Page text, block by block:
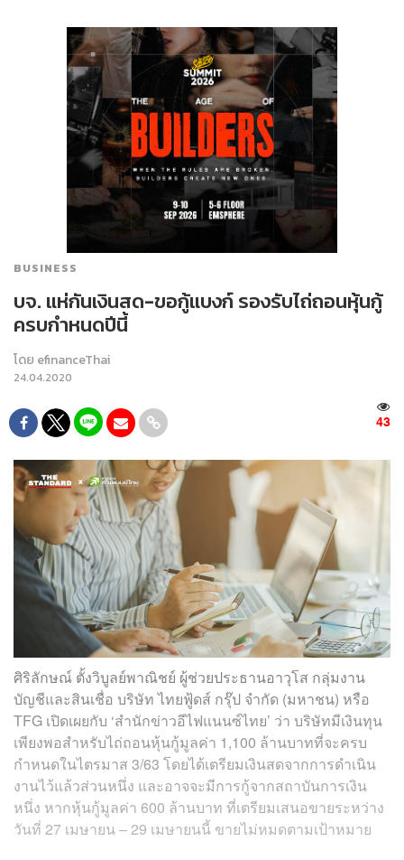
BUSINESS
บจ. แห่กันเงินสด-ขอกู้แบงก์ รองรับไถ่ถอนหุ้นกู้
ครบกำหนดปีนี้
โดย efinanceThai
24.04.2020
43
ศิริลักษณ์ ตั้งวิบูลย์พาณิชย์ ผู้ช่วยประธานอาวุโส กลุ่มงาน
บัญชีและสินเชื่อ บริษัท ไทยฟู้ดส์ กรุ๊ป จำกัด (มหาชน) หรือ
TFG เปิดเผยกับ ‘สำนักข่าวอีไฟแนนซ์ไทย’ ว่า บริษัทมีเงินทุน
เพียงพอสำหรับไถ่ถอนหุ้นกู้มูลค่า 1,100 ล้านบาทที่จะครบ
กำหนดในไตรมาส 3/63 โดยได้เตรียมเงินสดจากการดำเนิน
งานไว้แล้วส่วนหนึ่ง และอาจจะมีการกู้จากสถาบันการเงิน
หนึ่ง หากหุ้นกู้มูลค่า 600 ล้านบาท ที่เตรียมเสนอขายระหว่าง
วันที่ 27 เมษายน – 29 เมษายนนี้ ขายไม่หมดตามเป้าหมาย